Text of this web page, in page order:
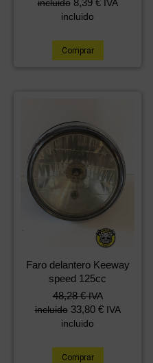
incluido 8,39 € IVA
incluido
Comprar
Faro delantero Keeway
speed 125cc
48,28€ IVA
incluido 33,80 € IVA
incluido
Comprar